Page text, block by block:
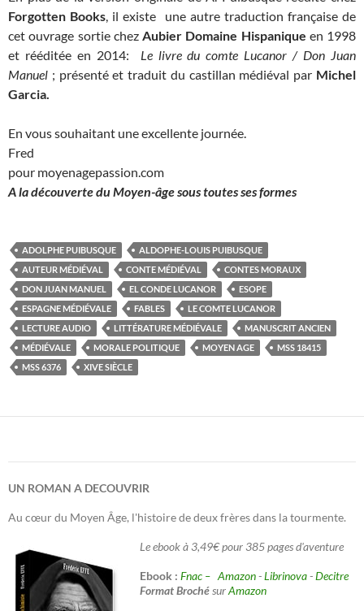
Forgotten Books, il existe une autre traduction française de
cet ouvrage sortie chez Aubier Domaine Hispanique en 1998
et rééditée en 2014: Le livre du comte Lucanor / Don Juan
Manuel ; présenté et traduit du castillan médiéval par Michel
Garcia.
En vous souhaitant une excellente journée.
Fred
pour moyenagepassion.com
A la découverte du Moyen-âge sous toutes ses formes
ADOLPHE PUIBUSQUE
ALDOPHE-LOUIS PUIBUSQUE
AUTEUR MÉDIÉVAL
CONTE MÉDIÉVAL
CONTES MORAUX
DON JUAN MANUEL
EL CONDE LUCANOR
ESOPE
ESPAGNE MÉDIÉVALE
FABLES
LE COMTE LUCANOR
LECTURE AUDIO
LITTÉRATURE MÉDIÉVALE
MANUSCRIT ANCIEN
MÉDIÉVALE
MORALE POLITIQUE MOYEN AGE
MSS 18415
MSS 6376
XIVE SIÈCLE
UN ROMAN A DECOUVRIR
Au cœur du Moyen Âge, l'histoire de deux frères dans la tourmente.
Le ebook à 3,49€ pour 385 pages d'aventure
Ebook : Fnac – Amazon-Librinova-Decitre
Format BrochésurAmazon